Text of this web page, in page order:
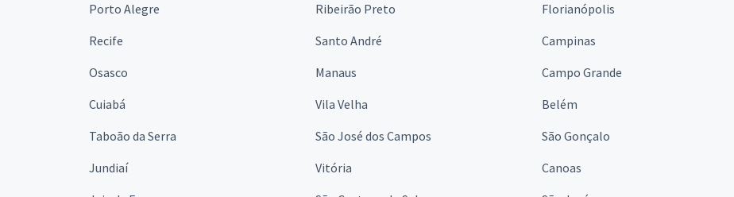
Porto Alegre
Ribeirão Preto Florianópolis
Recife
Santo André Campinas
Osasco
Manaus Campo Grande
Cuiabá
Vila Velha Belém
Taboão da Serra
São José dos Campos São Gonçalo
Jundiaí
Vitória Canoas